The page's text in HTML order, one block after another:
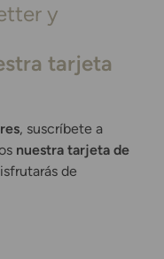
y
tarjeta
, suscríbete a
nuestra tarjeta de
de